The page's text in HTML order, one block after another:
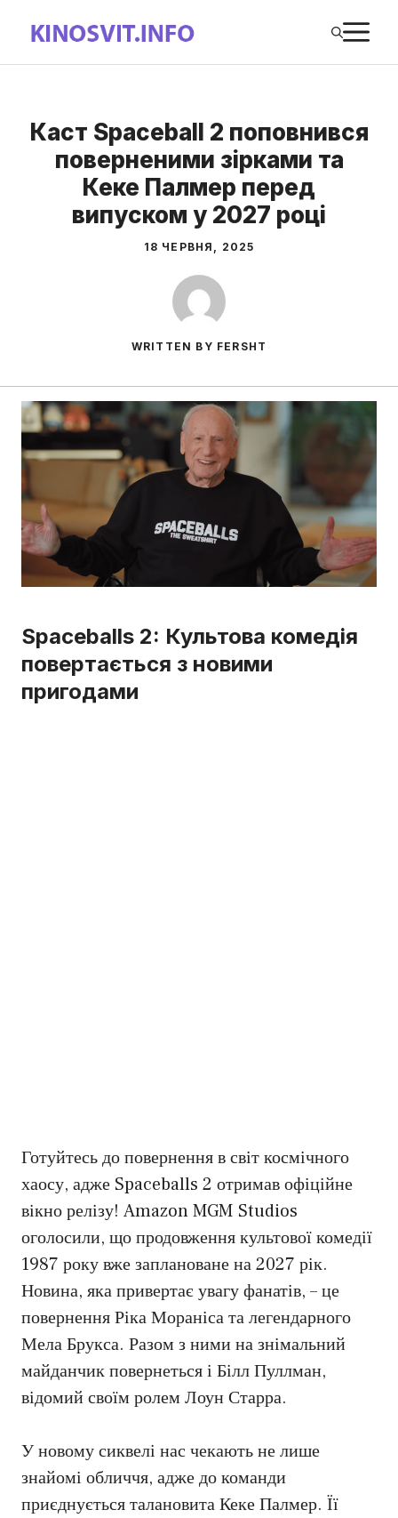
вмісту
Каст Spaceball 2 поповнився
поверненими зірками та
Кеке Палмер перед
випуском у 2027 році
18 ЧЕРВНЯ, 2025
WRITTEN BY FERSHT
Spaceballs 2: Культова комедія
повертається з новими
пригодами
Готуйтесь до повернення в світ космічного
хаосу, адже Spaceballs 2 отримав офіційне
вікно релізу! Amazon MGM Studios
оголосили, що продовження культової комедії
1987 року вже заплановане на 2027 рік.
Новина, яка привертає увагу фанатів, – це
повернення Ріка Мораніса та легендарного
Мела Брукса. Разом з ними на знімальний
майданчик повернеться і Білл Пуллман,
відомий своїм ролем Лоун Старра.
У новому сиквелі нас чекають не лише
знайомі обличчя, адже до команди
приєднується талановита Кеке Палмер. Її